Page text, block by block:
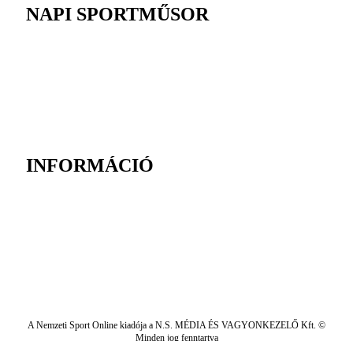
NAPI SPORTMŰSOR
INFORMÁCIÓ
A Nemzeti Sport Online kiadója a N.S. MÉDIA ÉS VAGYONKEZELŐ Kft. ©
Minden jog fenntartva